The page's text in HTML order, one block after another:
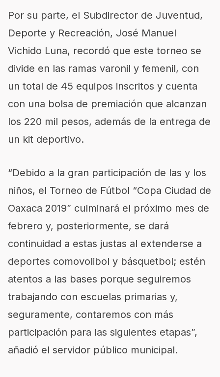
Por su parte, el Subdirector de Juventud,
Deporte y Recreación, José Manuel
Vichido Luna, recordó que este torneo se
divide en las ramas varonil yfemenil, con
un total de 45 equipos inscritos y cuenta
con una bolsa de premiación que alcanzan
los 220 mil pesos, además de la entrega de
un kit deportivo.
“Debido a la gran participación de las y los
niños, el Torneo de Fútbol “Copa Ciudad de
Oaxaca 2019” culminará el próximo mes de
febrero y, posteriormente, se dará
continuidad a estas justas al extenderse a
deportes comovolibol y básquetbol; estén
atentos a las bases porque seguiremos
trabajando con escuelas primarias y,
seguramente, contaremos con más
participación para las siguientes etapas”,
añadió el servidor público municipal.